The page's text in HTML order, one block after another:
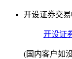
开设证券交易
开设证
(国内客户如